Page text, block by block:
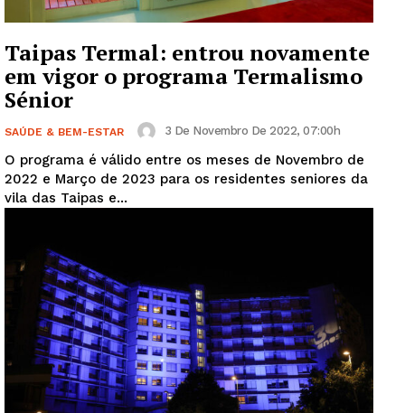
Taipas Termal: entrou novamente
em vigor o programa Termalismo
Sénior
SAÚDE & BEM-ESTAR 3 De Novembro De 2022, 07:00h
O programa é válido entre os meses de Novembro de
2022 e Março de 2023 para os residentes seniores da
vila das Taipas e...